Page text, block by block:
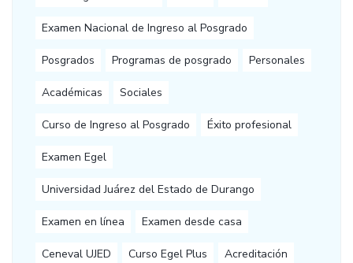
Examen Nacional de Ingreso al Posgrado
Posgrados Programas de posgrado Personales
Académicas Sociales
Curso de Ingreso al Posgrado Éxito profesional
Examen Egel
Universidad Juárez del Estado de Durango
Examen en línea Examen desde casa
Ceneval UJED Curso Egel Plus Acreditación